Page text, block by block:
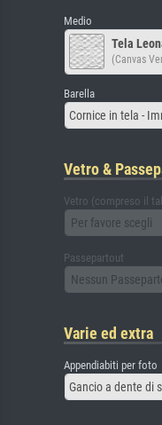
Medio
Tela
(Canvas
Barella
Cornice in tela -
Vetro &
Vetro (compreso il
Per favore scegli
Passepartout
Nessun
Varie ed extra
Appendiabiti per foto
Gancio a dente di